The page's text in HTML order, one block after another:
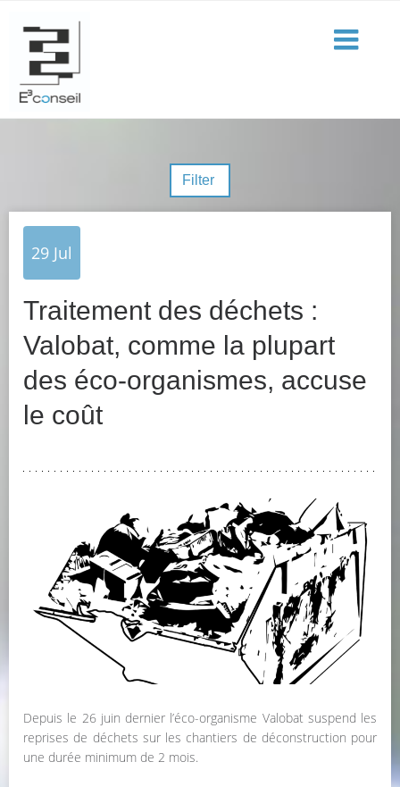
29 Jul
Traitement des déchets :
Valobat, comme la plupart
des éco-organismes, accuse
le coût
Depuis le 26 juin dernier l’éco-organisme Valobat suspend les
reprises de déchets sur les chantiers de déconstruction pour
une durée minimum de 2 mois.
Filter